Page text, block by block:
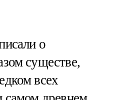
о
существе,
всех